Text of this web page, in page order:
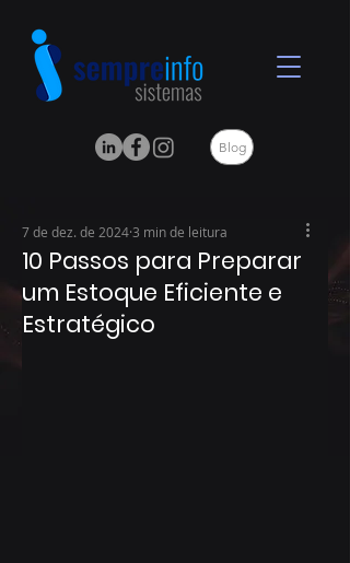
Blog
10 Passos para Preparar
um Estoque Eficiente e
Estratégico
7 de dez. de 2024 3 min de leitura